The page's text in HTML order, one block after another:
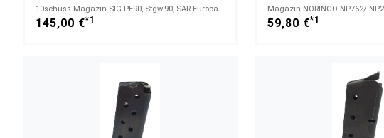
10schuss Magazin SIG PE90, Stgw.90, SAR Europa Sport Kal.223rem.
145,00 €*1 59,80 €*1